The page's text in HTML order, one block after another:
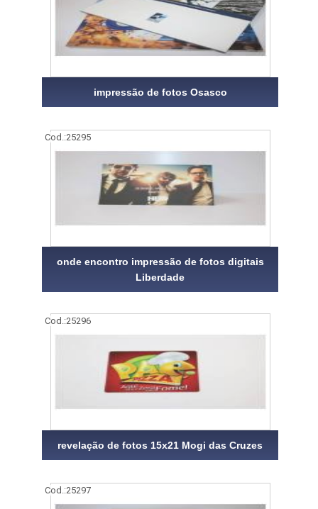
impressão de fotos Osasco
Cod.:25295
onde encontro impressão de fotos digitais
Liberdade
Cod.:25296
revelação de fotos 15x21 Mogi das Cruzes
Cod.:25297